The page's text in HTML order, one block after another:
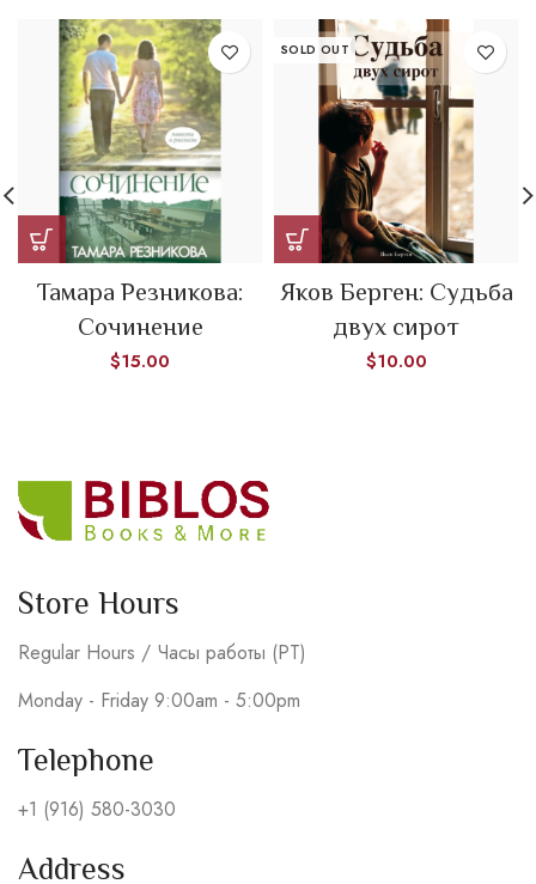
Тамара Резникова:
Сочинение
$15.00
SOLD OUT
Яков Берген: Судьба
двух сирот
$10.00
Store Hours
Regular Hours / Часы работы (PT)
Monday - Friday 9:00am - 5:00pm
Telephone
+1 (916) 580-3030
Address